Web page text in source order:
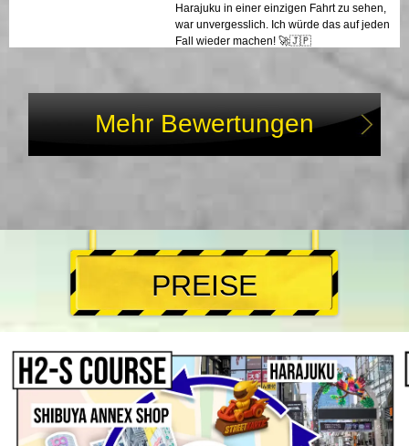
Harajuku in einer einzigen Fahrt zu sehen,
war unvergesslich. Ich würde das auf jeden
Fall wieder machen! 🚀🇯🇵
Mehr Bewertungen
PREISE